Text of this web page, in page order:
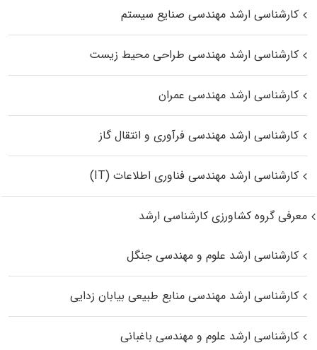
کارشناسی ارشد مهندسی صنایع سیستم
کارشناسی ارشد مهندسی طراحی محیط زیست
کارشناسی ارشد مهندسی عمران
کارشناسی ارشد مهندسی فرآوری و انتقال گاز
کارشناسی ارشد مهندسی فناوری اطلاعات (IT)
معرفی گروه کشاورزی کارشناسی ارشد
کارشناسی ارشد علوم و مهندسی جنگل
کارشناسی ارشد مهندسی منابع طبیعی بیابان زدایی
کارشناسی ارشد علوم و مهندسی باغبانی